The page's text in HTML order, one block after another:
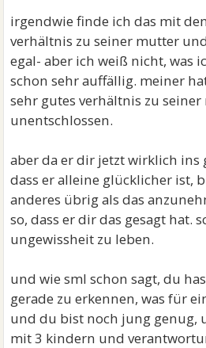
irgendwie finde ich das mit
verhältnis zu seiner mutter
egal- aber ich weiß nicht, was
schon sehr auffällig. meiner
sehr gutes verhältnis zu
unentschlossen.
aber da er dir jetzt wirklich ins
dass er alleine glücklicher ist,
anderes übrig als das
so, dass er dir das gesagt hat.
ungewissheit zu leben.
und wie sml schon sagt, du
gerade zu erkennen, was für
und du bist noch jung genug,
mit 3 kindern und